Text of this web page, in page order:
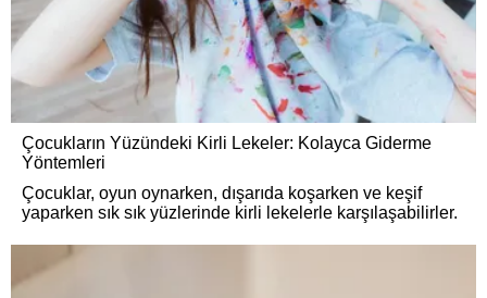
Çocukların Yüzündeki Kirli Lekeler: Kolayca Giderme
Yöntemleri
Çocuklar, oyun oynarken, dışarıda koşarken ve keşif
yaparken sık sık yüzlerinde kirli lekelerle karşılaşabilirler.